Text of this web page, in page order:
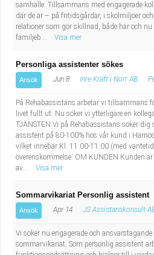
Industriell tillverkning
Installation, drift, underhåll
Kropps- och skönhetsvård
Kultur, media, design
Militärt arbete
Naturbruk
Pedagogiskt arbete
Sanering och renhållning
Behandlingsassistent/
Tandsköterska
Budbilsförare
Tidningsbud/
Lärare i fritidshem/
Taxiförare/Taxichaufför
sekreterare
Lastbilsförare m.fl.
samhälle. Tillsammans med engagerade
där de är – på fritidsgårdar, i skolmiljöer
relationer som gör skillnad, både här och
familjeb...
Visa mer
Personliga assistenter sökes
Ansök Jun 8 Inre Kraft i Norr AB
På Rehabassistans arbetar vi tillsammans
livet fullt ut. Nu söker vi ytterligare en
TJÄNSTEN Vi på Rehabassistans söker
assistent på 80-100% hos vår kund i
vilket innebär Kl. 11.00-11.00 (med
överenskommelse. OM KUNDEN Kunden
av...
Visa mer
Sommarvikariat Personlig assistent
Ansök Apr 14 JS Assistanskonsult
Vi söker nu engagerade och
sommarvikariat. Som personlig assistent